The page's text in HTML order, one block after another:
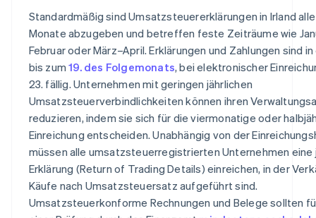
Standardmäßig sind Umsatzsteuererklärungen in Irland
Monate abzugeben und betreffen feste Zeiträume wie
Februar oder März–April. Erklärungen und Zahlungen sind
bis zum19. des Folgemonats, bei elektronischer
23. fällig. Unternehmen mit geringen jährlichen
Umsatzsteuerverbindlichkeiten können ihren
reduzieren, indem sie sich für die viermonatige oder
Einreichung entscheiden. Unabhängig von der
müssen alle umsatzsteuerregistrierten Unternehmen eine
Erklärung (Return of Trading Details) einreichen, in der
Käufe nach Umsatzsteuersatz aufgeführt sind.
Umsatzsteuerkonforme Rechnungen und Belege sollten